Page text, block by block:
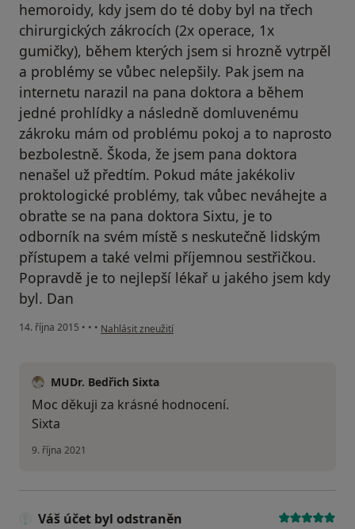
hemoroidy, kdy jsem do té doby byl na třech
chirurgických zákrocích (2x operace, 1x
gumičky), během kterých jsem si hrozně vytrpěl
a problémy se vůbec nelepšily. Pak jsem na
internetu narazil na pana doktora a během
jedné prohlídky a následně domluvenému
zákroku mám od problému pokoj a to naprosto
bezbolestně. Škoda, že jsem pana doktora
nenašel už předtím. Pokud máte jakékoliv
proktologické problémy, tak vůbec neváhejte a
obraťte se na pana doktora Sixtu, je to
odborník na svém místě s neskutečně lidským
přístupem a také velmi příjemnou sestřičkou.
Popravdě je to nejlepší lékař u jakého jsem kdy
byl. Dan
14. října 2015 • • • podle názoru uživatele Váš účet byl odstraněn
Nahlásit zneužití
MUDr. Bedřich Sixta
Moc děkuji za krásné hodnocení.
Sixta
9. října 2021
Váš účet byl odstraněn